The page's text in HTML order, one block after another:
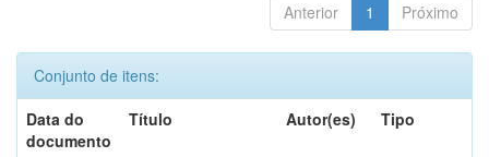
Anterior 1 Próximo
Conjunto de itens:
Data do
documento
Título Autor(es) Tipo